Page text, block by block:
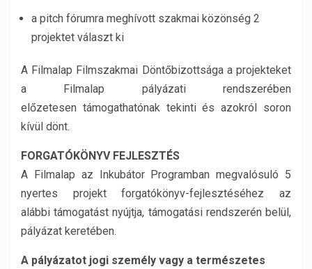
a pitch fórumra meghívott szakmai közönség 2
projektet választ ki
A Filmalap Filmszakmai Döntőbizottsága a projekteket
a Filmalap pályázati rendszerében
előzetesen támogathatónak tekinti és azokról soron
kívül dönt.
FORGATÓKÖNYV FEJLESZTÉS
A Filmalap az Inkubátor Programban megvalósuló 5
nyertes projekt forgatókönyv-fejlesztéséhez az
alábbi támogatást nyújtja, támogatási rendszerén belül,
pályázat keretében.
A pályázatot jogi személy vagy a természetes